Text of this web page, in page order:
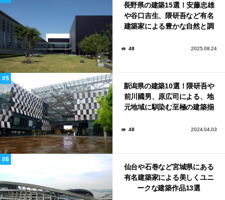
長野県の建築15選！安藤忠雄
や谷口吉生、隈研吾など有名
建築家による豊かな自然と調
48 2025.08.24
新潟県の建築10選！隈研吾や
前川國男、原広司による、地
元地域に馴染む至極の建築揃
48 2024.04.03
仙台や石巻など宮城県にある
有名建築家による美しくユニ
ークな建築作品13選